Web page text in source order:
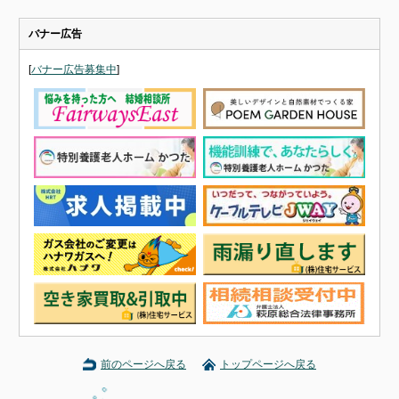
バナー広告
[バナー広告募集中]
前のページへ戻る トップページへ戻る